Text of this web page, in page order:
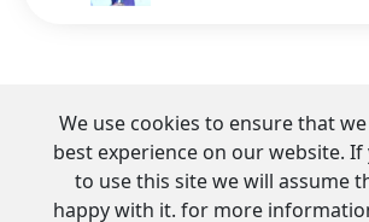
We use cookies to ensure that
best experience on our website.
to use this site we will assume
happy with it. for more